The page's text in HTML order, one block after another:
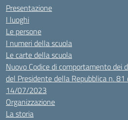
Presentazione
I luoghi
Le persone
I numeri della scuola
Le carte della scuola
Nuovo Codice di comportamento dei
del Presidente della Repubblica n.
14/07/2023
Organizzazione
La storia